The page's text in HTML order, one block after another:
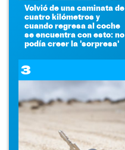
Volvió de una caminata de
cuatro kilómetros y
cuando regresa al coche
se encuentra con esto: no
podía creer la 'sorpresa'
3